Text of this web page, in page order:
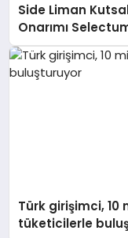
Side Liman Kutsal
Onarımı
Katkılarıyla
Türk girişimci, 10
tüketicilerle